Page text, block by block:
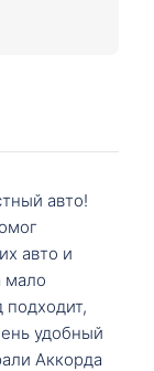
авто!
авто и
мало
подходит,
удобный
Аккорда